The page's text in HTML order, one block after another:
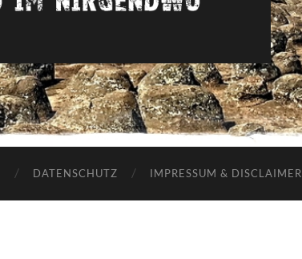
Irgendwo
im
nirgendwo
DATENSCHUTZ IMPRESSUM & DISCLAIMER